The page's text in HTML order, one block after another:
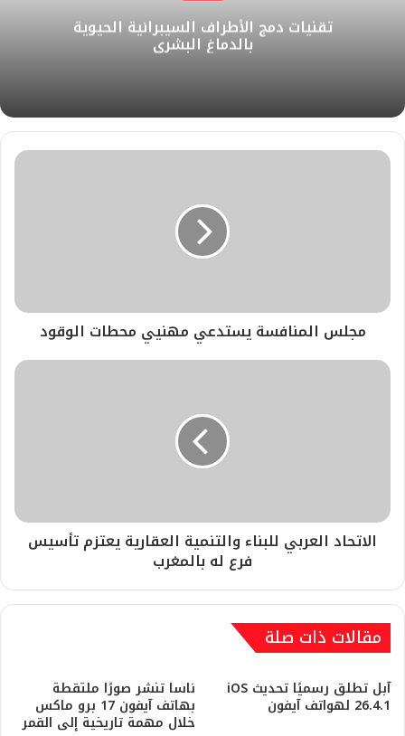
و
ي
ب
​تقنيات دمج الأطراف السيبرانية الحيوية
بالدماغ البشري
​مجلس المنافسة يستدعي مهنيي محطات الوقود
الاتحاد العربي للبناء والتنمية العقارية يعتزم تأسيس
فرع له بالمغرب
مقالات ذات صلة
آبل تطلق رسميًا تحديث iOS
26.4.1 لهواتف آيفون
ناسا تنشر صورًا ملتقطة
بهاتف آيفون 17 برو ماكس
خلال مهمة تاريخية إلى القمر